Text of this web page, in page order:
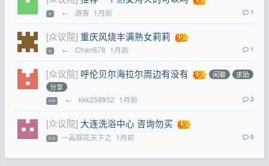
⭐ ← 游客 1月前 1
[众议院] 重庆风烧丰满熟女莉莉
⭐ ← Chen678 1月前 1
[众议院] 呼伦贝尔海拉尔周边有没有 闲聊
求助
分享
⭐⭐ ← kkk258852 1月前 3
[众议院] 大连洗浴中心 咨询勿买
⭐⭐ 一品探花天下之 1月前 0